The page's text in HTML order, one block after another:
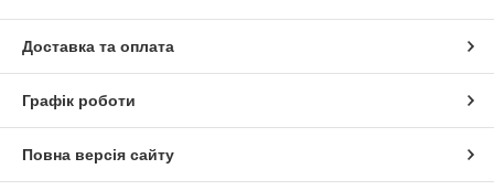
Доставка та оплата
Графік роботи
Повна версія сайту